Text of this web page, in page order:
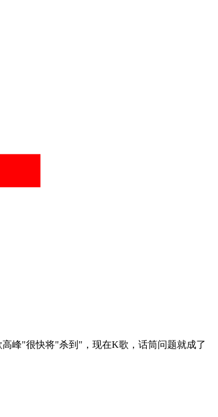
峰"很快将"杀到"，现在K歌，话筒问题就成了